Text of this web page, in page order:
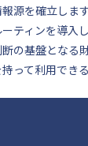
源を確立しま
ティンを導入
の基盤となる
って利用でき